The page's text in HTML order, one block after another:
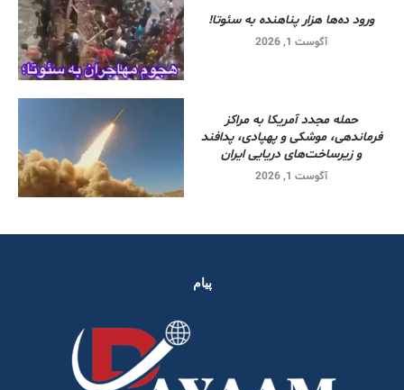
ورود ده‌ها هزار پناهنده به سئوتا!
آگوست 1, 2026
حمله مجدد آمریکا به مراکز
فرماندهی، موشکی و پهپادی، پدافند
و زیرساخت‌های دریایی ایران
آگوست 1, 2026
پیام